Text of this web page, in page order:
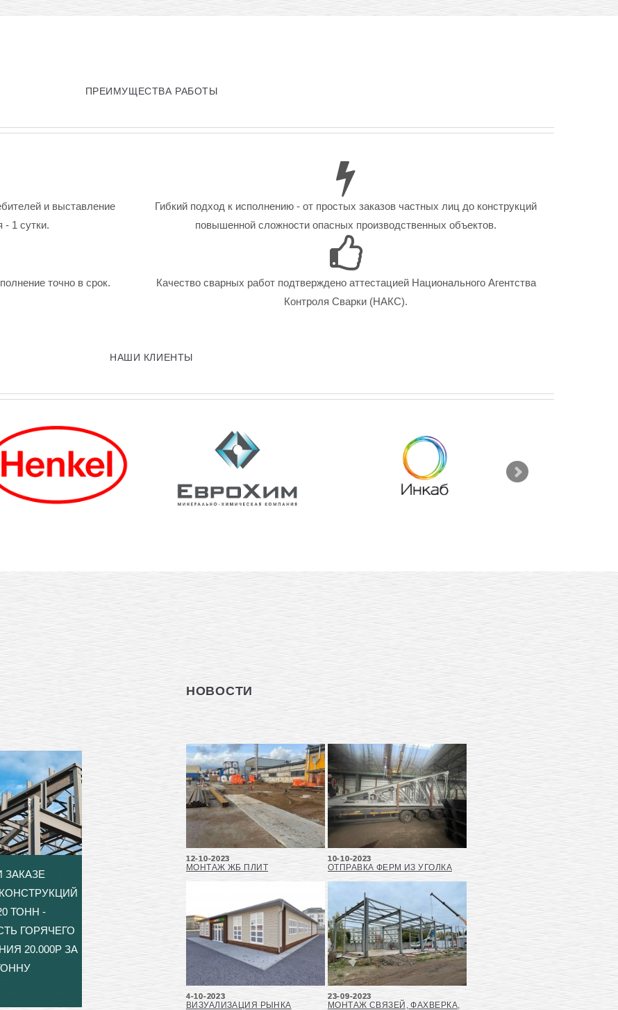
ПРЕИМУЩЕСТВА РАБОТЫ
и выставление
- 1 сутки.
Гибкий подход к исполнению - от простых заказов частных лиц до конструкций
повышенной сложности опасных производственных объектов.
точно в срок.
Качество сварных работ подтверждено аттестацией Национального Агентства
Контроля Сварки (НАКС).
НАШИ КЛИЕНТЫ
ЗАКАЗЕ
ТОНН -
ГОРЯЧЕГО
20.000Р ЗА
НОВОСТИ
12-10-2023
МОНТАЖ ЖБ ПЛИТ
10-10-2023
ОТПРАВКА ФЕРМ ИЗ УГОЛКА
4-10-2023
ВИЗУАЛИЗАЦИЯ РЫНКА
23-09-2023
МОНТАЖ СВЯЗЕЙ, ФАХВЕРКА,